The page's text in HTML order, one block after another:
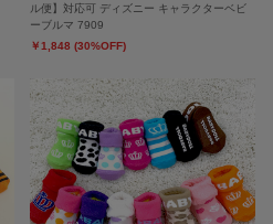
ル便】対応可 ディズニー キャラクターベビ
ーブルマ 7909
￥1,848 (30%OFF)